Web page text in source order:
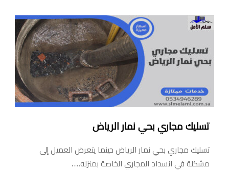
تسليك مجاري بحي نمار الرياض
تسليك مجاري بحي نمار الرياض حينما يتعرض العميل إلى
مشكلة في انسداد المجاري الخاصة بمنزله،…